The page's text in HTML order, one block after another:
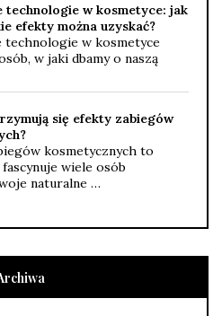
technologie w kosmetyce: jak
efekty można uzyskać?
technologie w kosmetyce
w jaki dbamy o naszą
się efekty zabiegów
kosmetycznych to
wiele osób
naturalne …